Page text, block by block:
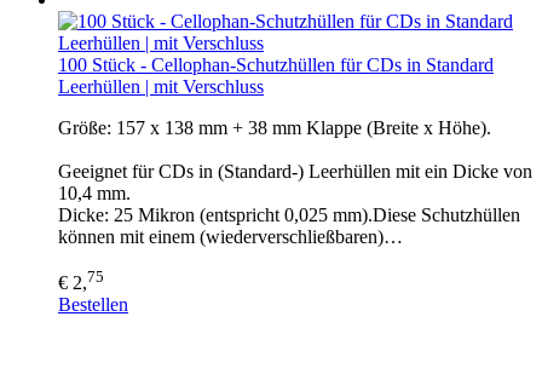
100 Stück - Cellophan-Schutzhüllen für CDs in Standard
Leerhüllen | mit Verschluss
Größe: 157 x 138 mm + 38 mm Klappe (Breite x Höhe).
Geeignet für CDs in (Standard-) Leerhüllen mit ein Dicke von
10,4 mm.
Dicke: 25 Mikron (entspricht 0,025 mm).Diese Schutzhüllen
können mit einem (wiederverschließbaren)…
€ 2,75
Bestellen